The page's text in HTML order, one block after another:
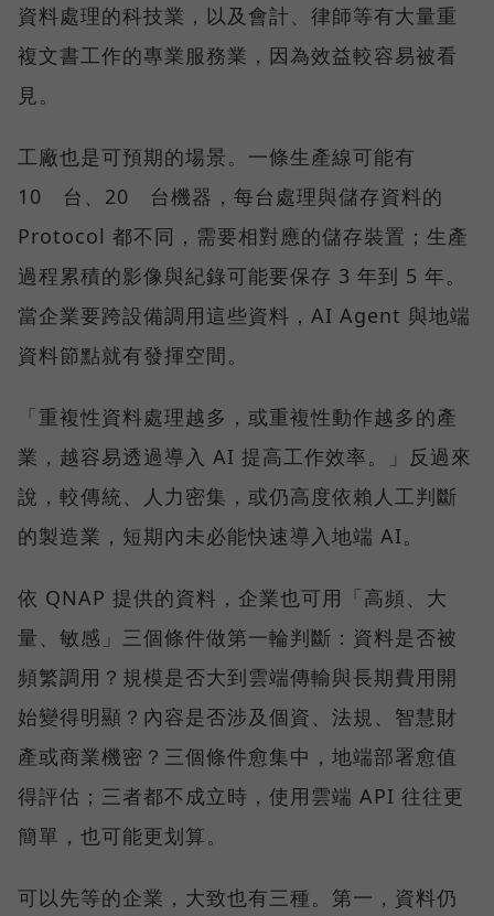
資料處理的科技業，以及會計、律師等有大量重
複文書工作的專業服務業，因為效益較容易被看
見。
工廠也是可預期的場景。一條生產線可能有
10 台、20 台機器，每台處理與儲存資料的
Protocol 都不同，需要相對應的儲存裝置；生產
過程累積的影像與紀錄可能要保存 3 年到 5 年。
當企業要跨設備調用這些資料，AI Agent 與地端
資料節點就有發揮空間。
「重複性資料處理越多，或重複性動作越多的產
業，越容易透過導入 AI 提高工作效率。」反過來
說，較傳統、人力密集，或仍高度依賴人工判斷
的製造業，短期內未必能快速導入地端 AI。
依 QNAP 提供的資料，企業也可用「高頻、大
量、敏感」三個條件做第一輪判斷：資料是否被
頻繁調用？規模是否大到雲端傳輸與長期費用開
始變得明顯？內容是否涉及個資、法規、智慧財
產或商業機密？三個條件愈集中，地端部署愈值
得評估；三者都不成立時，使用雲端 API 往往更
簡單，也可能更划算。
可以先等的企業，大致也有三種。第一，資料仍